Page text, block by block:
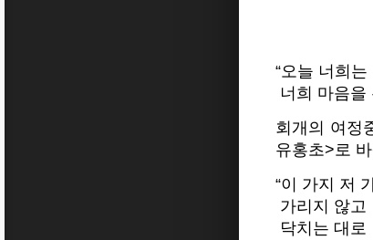
“오늘 너희
너희 마음을
회개의 여정
유홍초>로
“이 가지 저
가리지 않고
닥치는 대로